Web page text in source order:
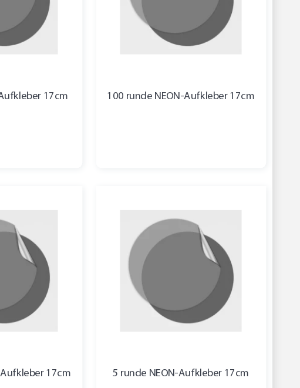
17cm 100 runde NEON-Aufkleber 17cm
17cm 5 runde NEON-Aufkleber 17cm